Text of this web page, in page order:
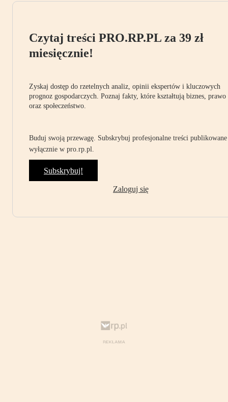
Czytaj treści PRO.RP.PL za 39 zł
miesięcznie!
Zyskaj dostęp do rzetelnych analiz, opinii ekspertów i kluczowych
prognoz gospodarczych. Poznaj fakty, które kształtują biznes, prawo
oraz społeczeństwo.
Buduj swoją przewagę. Subskrybuj profesjonalne treści publikowane
wyłącznie w pro.rp.pl.
Subskrybuj!
Zaloguj się